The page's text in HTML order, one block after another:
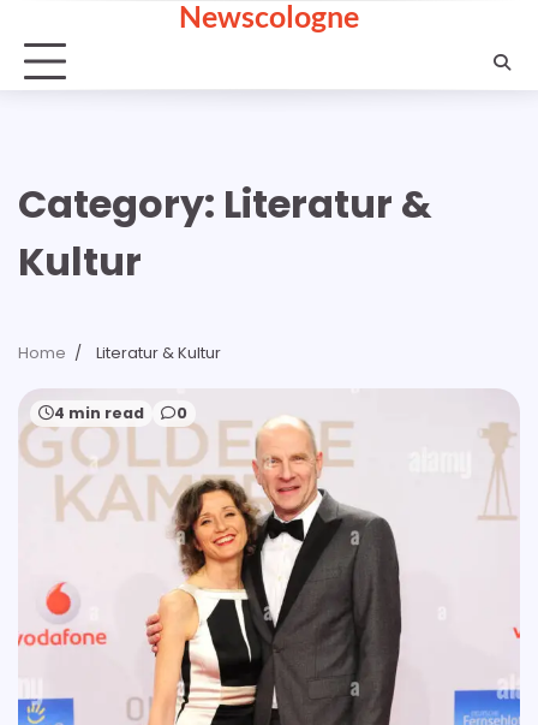
content
Newscologne
Category: Literatur &
Kultur
Home Literatur & Kultur
4 min read 0